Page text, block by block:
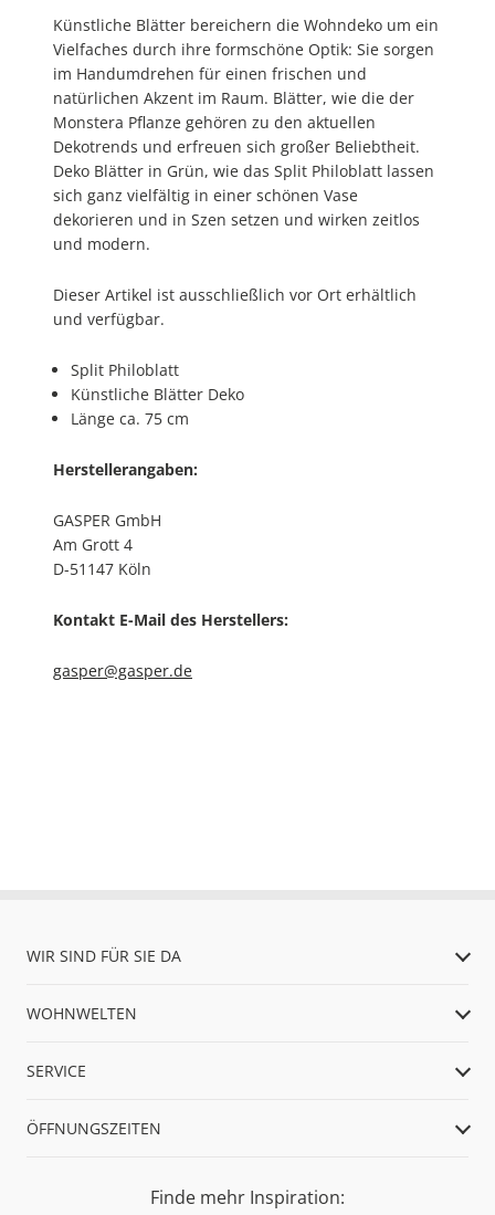
Künstliche Blätter bereichern die Wohndeko um ein
Vielfaches durch ihre formschöne Optik: Sie sorgen
im Handumdrehen für einen frischen und
natürlichen Akzent im Raum. Blätter, wie die der
Monstera Pflanze gehören zu den aktuellen
Dekotrends und erfreuen sich großer Beliebtheit.
Deko Blätter in Grün, wie das Split Philoblatt lassen
sich ganz vielfältig in einer schönen Vase
dekorieren und in Szen setzen und wirken zeitlos
und modern.
Dieser Artikel ist ausschließlich vor Ort erhältlich
und verfügbar.
Split Philoblatt
Künstliche Blätter Deko
Länge ca. 75 cm
Herstellerangaben:
GASPER GmbH
Am Grott 4
D-51147 Köln
Kontakt E-Mail des Herstellers:
gasper@gasper.de
WIR SIND FÜR SIE DA
WOHNWELTEN
SERVICE
ÖFFNUNGSZEITEN
Finde mehr Inspiration: